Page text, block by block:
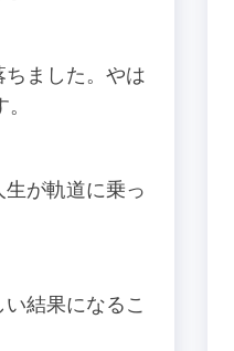
ました。やは
が軌道に乗っ
結果になるこ